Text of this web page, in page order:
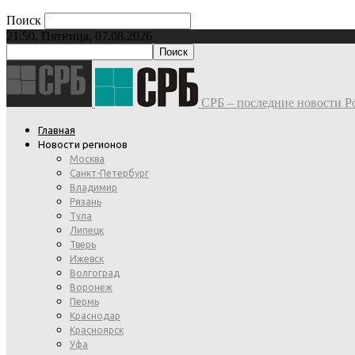
Поиск
21:50, Пятница, 07.08.2026
СРБ – последние новости
Главная
Новости регионов
Москва
Санкт-Петербург
Владимир
Рязань
Тула
Липецк
Тверь
Ижевск
Волгоград
Воронеж
Пермь
Краснодар
Красноярск
Уфа